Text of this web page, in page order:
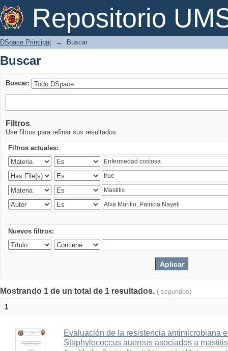
Repositorio
Buscar
DSpace Principal → Buscar
Buscar
Buscar:
Filtros
Use filtros para refinar sus resultados.
Filtros actuales:
Nuevos filtros:
Mostrando 1 de un total de 1 resultados. ( segundos)
1
Evaluación de la resistencia antimicrobiana
Staphylococcus auereus asociados a